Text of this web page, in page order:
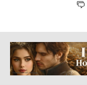
Реклама 16+ АО «ЛитГород»